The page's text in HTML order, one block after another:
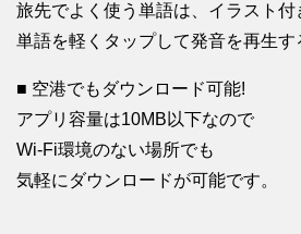
旅先でよく使う単語は、イラスト付
単語を軽くタップして発音を再生す
■ 空港でもダウンロード可能!
アプリ容量は10MB以下なので
Wi-Fi環境のない場所でも
気軽にダウンロードが可能です。